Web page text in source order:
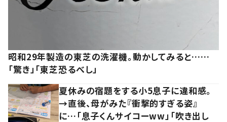
昭和29年製造の東芝の洗濯機。動かしてみると……
「驚き」「東芝恐るべし」
夏休みの宿題をする小5息子に違和感。
→直後、母がみた『衝撃的すぎる姿』
に…「息子くんサイコーww」「吹き出し